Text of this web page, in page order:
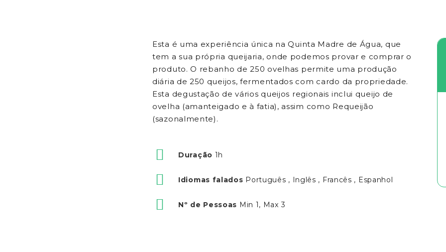
Esta é uma experiência única na Quinta Madre de Água, que
tem a sua própria queijaria, onde podemos provar e comprar o
produto. O rebanho de 250 ovelhas permite uma produção
diária de 250 queijos, fermentados com cardo da propriedade.
Esta degustação de vários queijos regionais inclui queijo de
ovelha (amanteigado e à fatia), assim como Requeijão
(sazonalmente).
Duração 1h
Idiomas falados Português , Inglês , Francês , Espanhol
Nº de Pessoas Min 1, Max 3